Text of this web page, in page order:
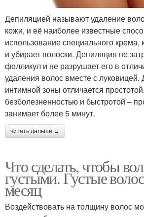
Депиляцией называют удаление
кожи, и её наиболее известные
использование специального крема,
и убирает волоски. Депиляция не
фолликул и не разрушает его в
удаления волос вместе с луковицей.
интимной зоны отличается простотой,
безболезненностью и быстротой –
занимает более 5 минут.
читать дальше →
Что сделать, чтобы
густыми. Густые
месяц
Воздействовать на толщину волос